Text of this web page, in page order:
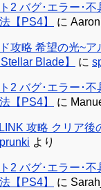
2 バグ･エラー･
【PS4】
に
攻略 希望の光~ア
Blade】
に
2 バグ･エラー･
【PS4】
に
攻略 クリア後
より
2 バグ･エラー･
【PS4】
に